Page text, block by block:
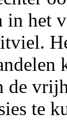
in het
de
te